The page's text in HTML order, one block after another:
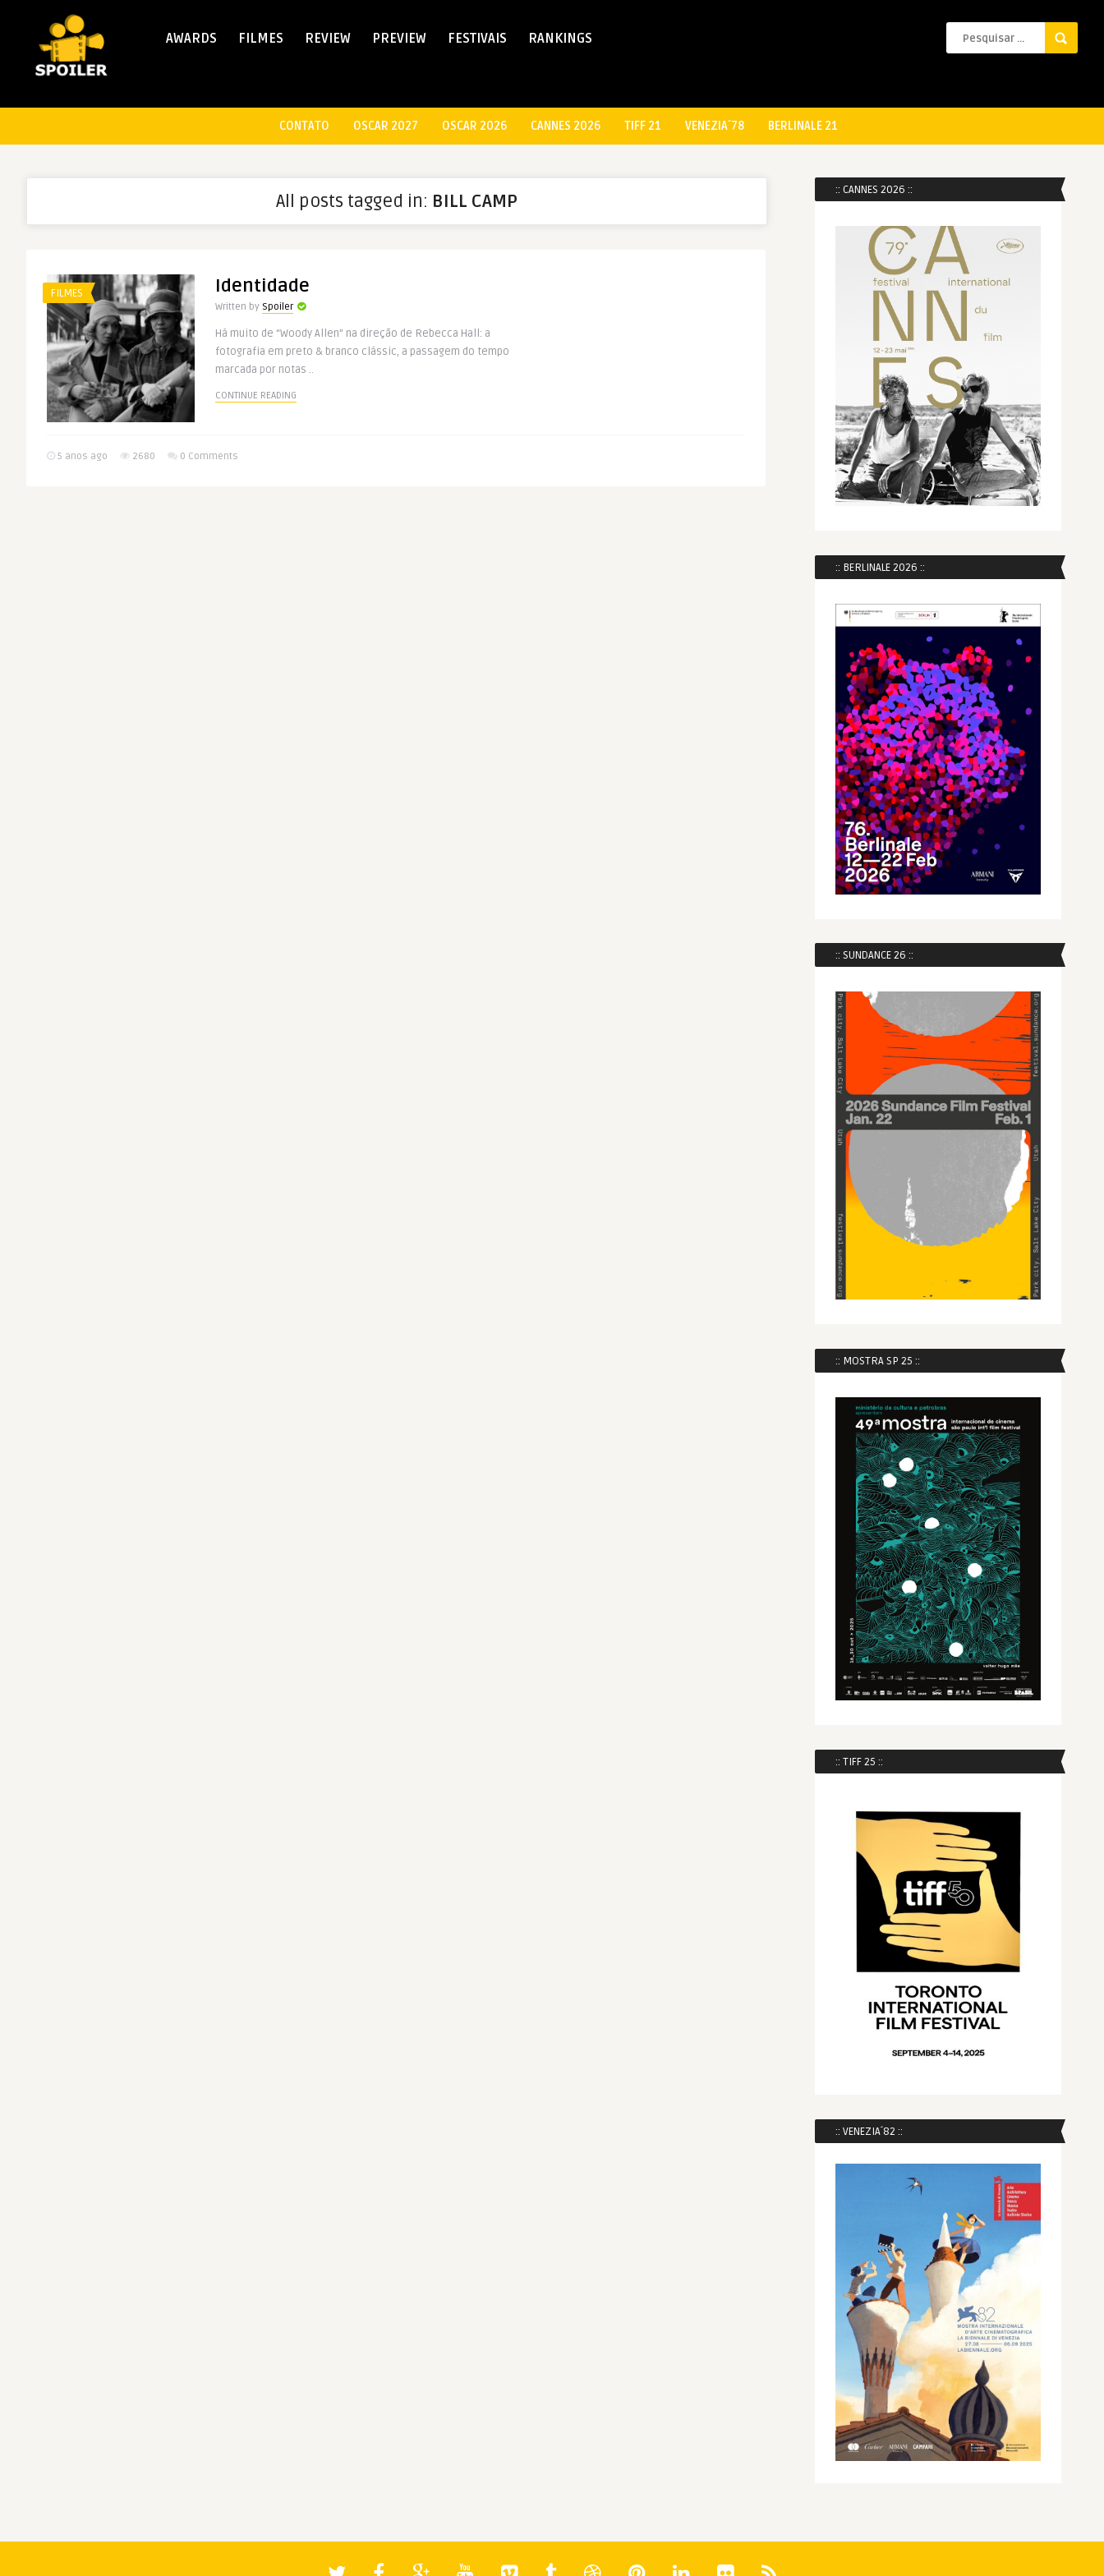
AWARDS FILMES REVIEW PREVIEW FESTIVAIS RANKINGS
CONTATO OSCAR 2027 OSCAR 2026 CANNES 2026 TIFF 21 VENEZIA´78 BERLINALE 21
All posts tagged in: BILL CAMP
FILMES Identidade
Written by Spoiler
Há muito de “Woody Allen” na direção de Rebecca Hall: a
fotografia em preto & branco clássic, a passagem do tempo
marcada por notas ..
CONTINUE READING
5 anos ago 2680 0 Comments
:: CANNES 2026 ::
:: BERLINALE 2026 ::
:: SUNDANCE 26 ::
:: MOSTRA SP 25 ::
:: TIFF 25 ::
:: VENEZIA´82 ::